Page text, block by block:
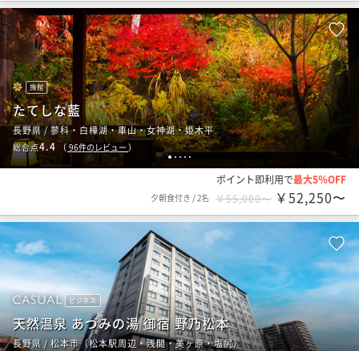
1 2 3 4 5
旅館
たてしな藍
長野県 / 蓼科・白樺湖・車山・女神湖・姫木平
総合点4.4 （ 96件のレビュー ）
ポイント即利用で最大5％OFF
夕朝食付き /2名 ￥55,000〜 ￥52,250〜
ビジネス
天然温泉 あづみの湯 御宿 野乃松本
長野県 / 松本市（松本駅周辺・浅間・美ヶ原・塩尻）